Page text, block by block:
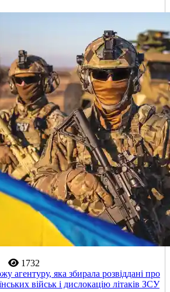
1732
агентуру, яка збирала розвіддані про
військ і дислокацію літаків ЗСУ